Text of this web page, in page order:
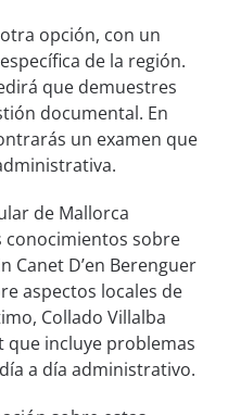
opción, con un
de la región.
que demuestres
documental. En
un examen que
de Mallorca
conocimientos sobre
Canet D’en Berenguer
aspectos locales de
Collado Villalba
incluye problemas
a día administrativo.